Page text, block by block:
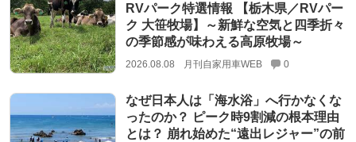
RVパーク特選情報 【栃木県／RVパー
ク 大笹牧場】～新鮮な空気と四季折々
の季節感が味わえる高原牧場～
2026.08.08 月刊自家用車WEB 0
なぜ日本人は「海水浴」へ行かなくな
ったのか？ ピーク時9割減の根本理由
とは？ 崩れ始めた“遠出レジャー”の前